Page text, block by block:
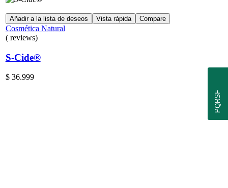
Añadir a la lista de deseos Vista rápida Compare
Cosmética Natural
( reviews)
S-Cide®
$36.999
PQRSF